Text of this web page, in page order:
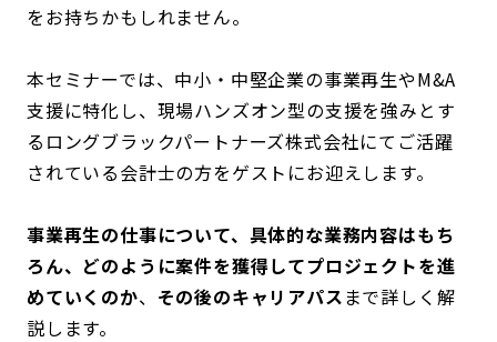
をお持ちかもしれません。
本セミナーでは、中小・中堅企業の事業再生やM&A
支援に特化し、現場ハンズオン型の支援を強みとす
るロングブラックパートナーズ株式会社にてご活躍
されている会計士の方をゲストにお迎えします。
事業再生の仕事について、具体的な業務内容はもち
ろん、どのように案件を獲得してプロジェクトを進
めていくのか、 その後のキャリアパス まで詳しく解
説します。